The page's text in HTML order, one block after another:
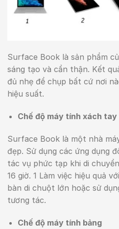
Surface Book là sản phẩm
sáng tạo và cẩn thận. Kết
đủ nhẹ để chụp bất cứ nơi
hiệu suất.
Chế độ máy tính xách tay
Surface Book là một nhà
đẹp. Sử dụng các ứng dụng
tác vụ phức tạp khi di
16 giờ. 1 Làm việc hiệu quả
bàn di chuột lớn hoặc sử
tương tác.
Chế độ máy tính bảng